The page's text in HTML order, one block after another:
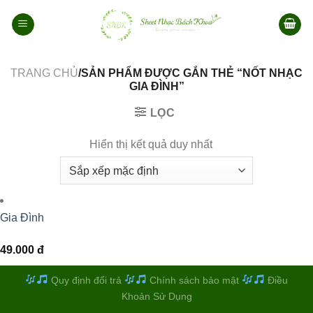
qua
TRANG CHỦ/SẢN PHẨM ĐƯỢC GẮN THẺ “NỐT NHẠC
GIA ĐÌNH”
LỌC
Hiển thị kết quả duy nhất
Gia Đình
49.000 đ
Quy định đổi trả Chính sách bảo mật
Điều
Khoản Sử Dụng